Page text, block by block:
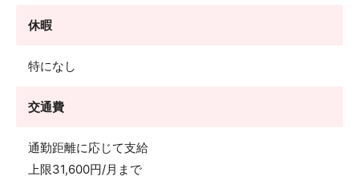
休暇
特になし
交通費
通勤距離に応じて支給
上限31,600円/月まで